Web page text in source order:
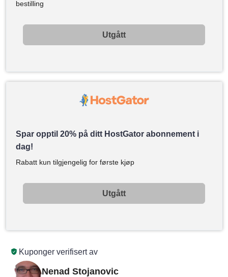
Kuponger verifisert av
Nenad Stojanovic
bestilling
Utgått
Spar opptil 20% på ditt HostGator abonnement i
dag!
Rabatt kun tilgjengelig for første kjøp
Utgått